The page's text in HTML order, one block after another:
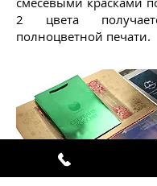
2 цвета
полноцветной печати.